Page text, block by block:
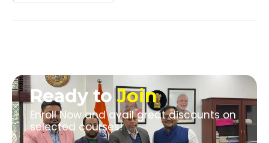
Ready toJoin
Enroll Now and avail great discounts on
selected courses!